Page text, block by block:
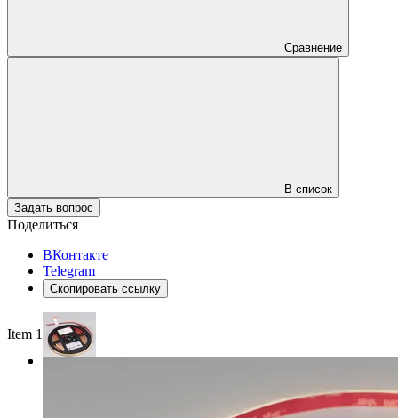
Сравнение
В список
Задать вопрос
Поделиться
ВКонтакте
Telegram
Скопировать ссылку
Item 1 of 3